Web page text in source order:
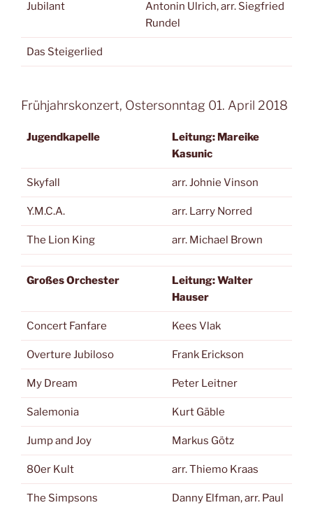
Jubilant
Antonin Ulrich, arr. Siegfried
Rundel
Das Steigerlied
Frühjahrskonzert, Ostersonntag 01. April 2018
Jugendkapelle
Leitung: Mareike
Kasunic
Skyfall arr. Johnie Vinson
Y.M.C.A. arr. Larry Norred
The Lion King arr. Michael Brown
Großes Orchester
Leitung: Walter
Hauser
Concert Fanfare Kees Vlak
Overture Jubiloso Frank Erickson
My Dream Peter Leitner
Salemonia Kurt Gäble
Jump and Joy Markus Götz
80er Kult arr. Thiemo Kraas
The Simpsons
Danny Elfman, arr. Paul